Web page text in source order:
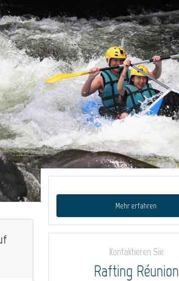
Mehr erfahren
Kontaktieren Sie
Rafting Réunion